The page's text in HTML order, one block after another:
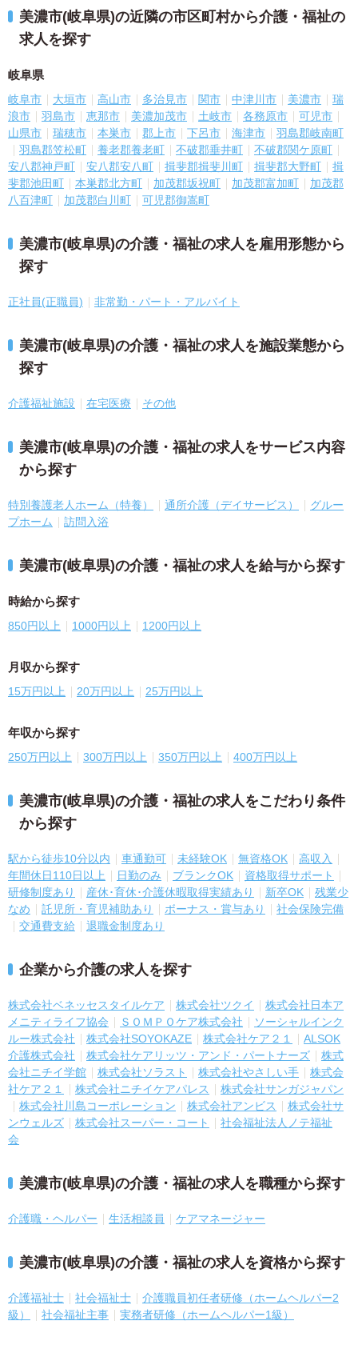
美濃市(岐阜県)の近隣の市区町村から介護・福祉の
求人を探す
岐阜県
岐阜市 大垣市 高山市 多治見市 関市 中津川市 美濃市
瑞
浪市
羽島市 恵那市 美濃加茂市 土岐市 各務原市
可児市
山県市
瑞穂市 本巣市 郡上市 下呂市 海津市
羽島郡岐南町
羽島郡笠松町
養老郡養老町 不破郡垂井町
不破郡関ケ原町
安八郡神戸町
安八郡安八町 揖斐郡揖斐川町 揖斐郡大野町
揖
斐郡池田町
本巣郡北方町 加茂郡坂祝町 加茂郡富加町
加茂郡
八百津町
加茂郡白川町 可児郡御嵩町
美濃市(岐阜県)の介護・福祉の求人を雇用形態から
探す
正社員(正職員) 非常勤・パート・アルバイト
美濃市(岐阜県)の介護・福祉の求人を施設業態から
探す
介護福祉施設 在宅医療 その他
美濃市(岐阜県)の介護・福祉の求人をサービス内容
から探す
特別養護老人ホーム（特養） 通所介護（デイサービス）
グルー
プホーム
訪問入浴
美濃市(岐阜県)の介護・福祉の求人を給与から探す
時給から探す
850円以上 1000円以上 1200円以上
月収から探す
15万円以上 20万円以上 25万円以上
年収から探す
250万円以上 300万円以上 350万円以上 400万円以上
美濃市(岐阜県)の介護・福祉の求人をこだわり条件
から探す
駅から徒歩10分以内 車通勤可 未経験OK 無資格OK
高収入
年間休日110日以上
日勤のみ ブランクOK
資格取得サポート
研修制度あり
産休･育休･介護休暇取得実績あり 新卒OK
残業少
なめ
託児所・育児補助あり ボーナス・賞与あり
社会保険完備
交通費支給
退職金制度あり
企業から介護の求人を探す
株式会社ベネッセスタイルケア 株式会社ツクイ
株式会社日本ア
メニティライフ協会
ＳＯＭＰＯケア株式会社
ソーシャルインク
ルー株式会社
株式会社SOYOKAZE 株式会社ケア２１
ALSOK
介護株式会社
株式会社ケアリッツ・アンド・パートナーズ
株式
会社ニチイ学館
株式会社ソラスト 株式会社やさしい手
株式会
社ケア２１
株式会社ニチイケアパレス
株式会社サンガジャパン
株式会社川島コーポレーション
株式会社アンビス
株式会社サ
ンウェルズ
株式会社スーパー・コート
社会福祉法人ノテ福祉
会
美濃市(岐阜県)の介護・福祉の求人を職種から探す
介護職・ヘルパー 生活相談員 ケアマネージャー
美濃市(岐阜県)の介護・福祉の求人を資格から探す
介護福祉士 社会福祉士
介護職員初任者研修（ホームヘルパー2
級）
社会福祉主事 実務者研修（ホームヘルパー1級）